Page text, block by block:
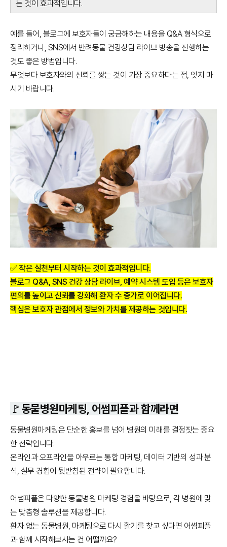
는 것이 효과적입니다.
예를 들어, 블로그에 보호자들이 궁금해하는 내용을 Q&A 형식으로
정리하거나, SNS에서 반려동물 건강상담 라이브 방송을 진행하는
것도 좋은 방법입니다.
무엇보다 보호자와의 신뢰를 쌓는 것이 가장 중요하다는 점, 잊지 마
시기 바랍니다.
✅ 작은 실천부터 시작하는 것이 효과적입니다.
블로그 Q&A, SNS 건강 상담 라이브, 예약 시스템 도입 등은 보호자
편의를 높이고 신뢰를 강화해 환자 수 증가로 이어집니다.
핵심은 보호자 관점에서 정보와 가치를 제공하는 것입니다.
🚩동물병원마케팅, 어썸피플과 함께라면
동물병원마케팅은 단순한 홍보를 넘어 병원의 미래를 결정짓는 중요
한 전략입니다.
온라인과 오프라인을 아우르는 통합 마케팅, 데이터 기반의 성과 분
석, 실무 경험이 뒷받침된 전략이 필요합니다.
어썸피플은 다양한 동물병원 마케팅 경험을 바탕으로, 각 병원에 맞
는 맞춤형 솔루션을 제공합니다.
환자 없는 동물병원, 마케팅으로 다시 활기를 찾고 싶다면 어썸피플
과 함께 시작해보시는 건 어떨까요?